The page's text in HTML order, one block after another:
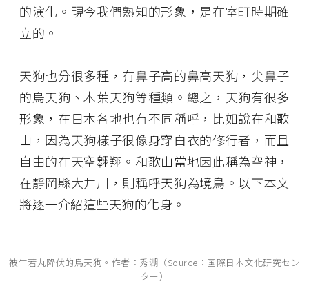
的演化。現今我們熟知的形象，是在室町時期確
立的。
天狗也分很多種，有鼻子高的鼻高天狗，尖鼻子
的烏天狗、木葉天狗等種類。總之，天狗有很多
形象，在日本各地也有不同稱呼，比如說在和歌
山，因為天狗樣子很像身穿白衣的修行者，而且
自由的在天空翱翔。和歌山當地因此稱為空神，
在靜岡縣大井川，則稱呼天狗為境鳥。以下本文
將逐一介紹這些天狗的化身。
被牛若丸降伏的烏天狗。作者：秀湖（Source：国際日本文化研究セン
ター）